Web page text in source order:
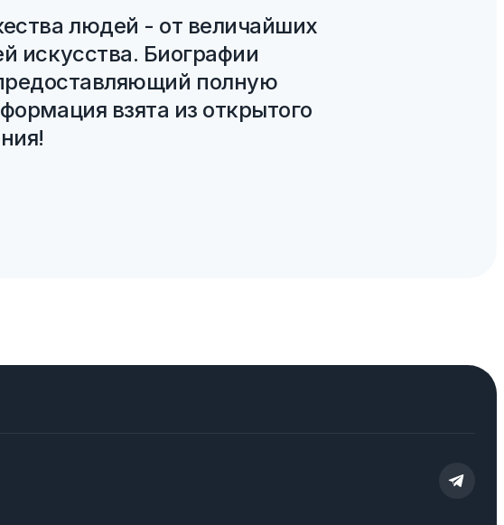
людей - от величайших
искусства. Биографии
полную
взята из открытого